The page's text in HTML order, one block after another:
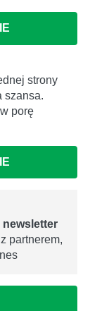
strony
szansa.
porę
newsletter
partnerem,